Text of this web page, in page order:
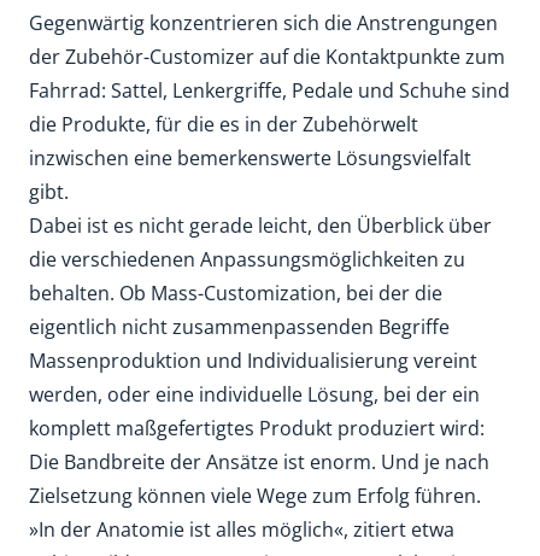
Gegenwärtig konzentrieren sich die Anstrengungen
der Zubehör-Customizer auf die Kontaktpunkte zum
Fahrrad: Sattel, Lenkergriffe, Pedale und Schuhe sind
die Produkte, für die es in der Zubehörwelt
inzwischen eine bemerkenswerte Lösungsvielfalt
gibt.
Dabei ist es nicht gerade leicht, den Überblick über
die verschiedenen Anpassungsmöglichkeiten zu
behalten. Ob Mass-Customization, bei der die
eigentlich nicht zusammenpassenden Begriffe
Massenproduktion und Individualisierung vereint
werden, oder eine individuelle Lösung, bei der ein
komplett maßgefertigtes Produkt produziert wird:
Die Bandbreite der Ansätze ist enorm. Und je nach
Zielsetzung können viele Wege zum Erfolg führen.
»In der Anatomie ist alles möglich«, zitiert etwa